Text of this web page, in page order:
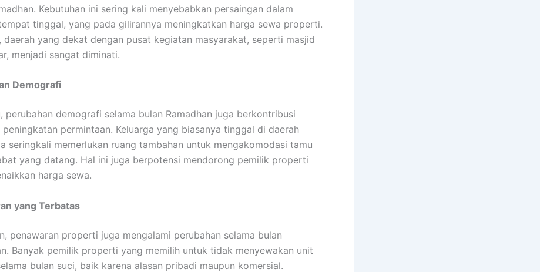
Kebutuhan ini sering kali menyebabkan persaingan dalam
tinggal, yang pada gilirannya meningkatkan harga sewa properti.
daerah yang dekat dengan pusat kegiatan masyarakat, seperti masjid
menjadi sangat diminati.
Demografi
perubahan demografi selama bulan Ramadhan juga berkontribusi
permintaan. Keluarga yang biasanya tinggal di daerah
seringkali memerlukan ruang tambahan untuk mengakomodasi tamu
yang datang. Hal ini juga berpotensi mendorong pemilik properti
harga sewa.
yang Terbatas
penawaran properti juga mengalami perubahan selama bulan
Banyak pemilik properti yang memilih untuk tidak menyewakan unit
bulan suci, baik karena alasan pribadi maupun komersial.